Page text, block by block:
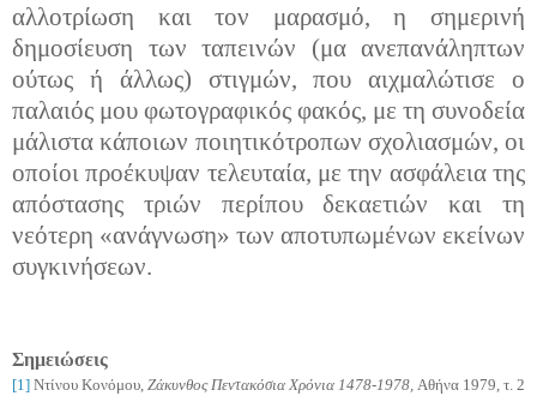
αλλοτρίωση και τον μαρασμό, η σημερινή
δημοσίευση των ταπεινών (μα ανεπανάληπτων
ούτως ή άλλως) στιγμών, που αιχμαλώτισε ο
παλαιός μου φωτογραφικός φακός, με τη συνοδεία
μάλιστα κάποιων ποιητικότροπων σχολιασμών, οι
οποίοι προέκυψαν τελευταία, με την ασφάλεια της
απόστασης τριών περίπου δεκαετιών και τη
νεότερη «ανάγνωση» των αποτυπωμένων εκείνων
συγκινήσεων.
Σημειώσεις
[1] Ντίνου Κονόμου, Ζάκυνθος Πεντακόσια Χρόνια 1478-1978, Αθήνα 1979, τ. 2